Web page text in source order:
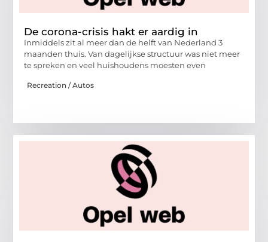
De corona-crisis hakt er aardig in
Inmiddels zit al meer dan de helft van Nederland 3
maanden thuis. Van dagelijkse structuur was niet meer
te spreken en veel huishoudens moesten even
Recreation / Autos